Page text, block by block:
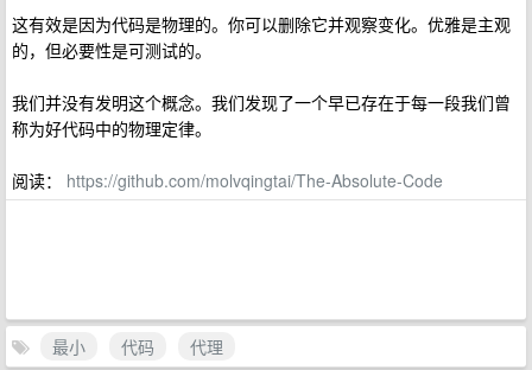
这有效是因为代码是物理的。你可以删除它并观察变化。优雅是主观
的，但必要性是可测试的。
我们并没有发明这个概念。我们发现了一个早已存在于每一段我们曾
称为好代码中的物理定律。
阅读： https://github.com/molvqingtai/The-Absolute-Code
最小 代码
代理